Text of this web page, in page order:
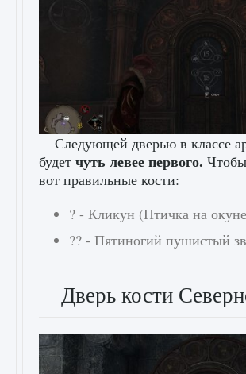
Следующей дверью в классе
будет чуть левее первого.
вот правильные кости:
? - Кликун (Птичка на
?? - Пятиногий пушистый
Дверь кости